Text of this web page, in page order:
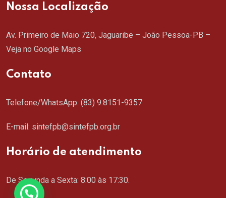
Nossa Localização
Av. Primeiro de Maio 720, Jaguaribe – João Pessoa-PB –
Veja no Google Maps
Contato
Telefone/WhatsApp: (83) 9.8151-9357
E-mail: sintefpb@sintefpb.org.br
Horário de atendimento
De Segunda a Sexta: 8:00 às 17:30.